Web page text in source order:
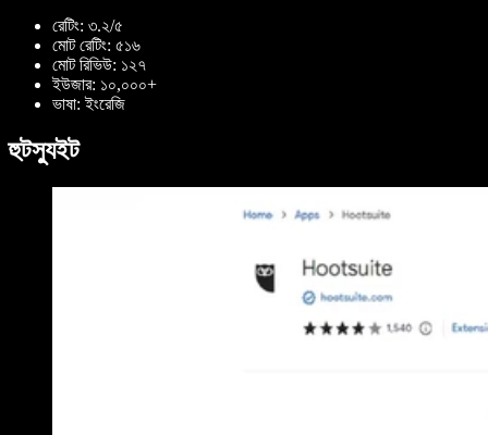
রেটিং: ৩.২/৫
মোট রেটিং: ৫১৬
মোট রিভিউ: ১২৭
ইউজার: ১০,০০০+
ভাষা: ইংরেজি
হুটস্যুইট